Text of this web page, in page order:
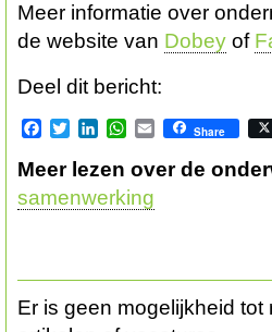
Meer informatie over
de website van Dobey of
Deel dit bericht:
Facebook
TwitterLinkedInWhatsApp
EmailShare
Meer lezen over de
samenwerking
Er is geen mogelijkheid